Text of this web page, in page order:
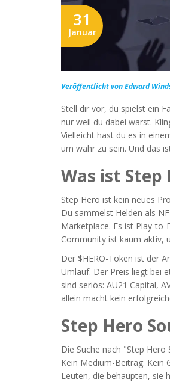
31
Januar
Veröffentlicht von Edward
Stell dir vor, du spielst ein
nur weil du dabei warst.
Vielleicht hast du es in
um wahr zu sein. Und das
Was ist
Step Hero ist kein neues
Du sammelst Helden als
Marketplace. Es ist Play-
Community ist kaum aktiv,
Der $HERO-Token ist der
Umlauf. Der Preis liegt bei
sind seriös: AU21 Capital,
allein macht kein
Step Hero
Die Suche nach "Step
Kein Medium-Beitrag. Kein
Leuten, die behaupten, sie